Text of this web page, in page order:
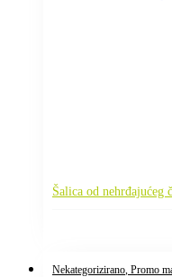
Šalica od nehrđajućeg
Nekategorizirano , Promo